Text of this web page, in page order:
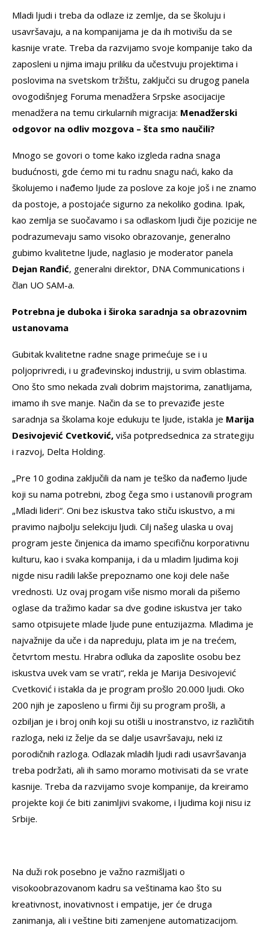
Mladi ljudi i treba da odlaze iz zemlje, da se školuju i
usavršavaju, a na kompanijama je da ih motivišu da se
kasnije vrate. Treba da razvijamo svoje kompanije tako da
zaposleni u njima imaju priliku da učestvuju projektima i
poslovima na svetskom tržištu, zaključci su drugog panela
ovogodišnjeg Foruma menadžera Srpske asocijacije
menadžera na temu cirkularnih migracija: Menadžerski
odgovor na odliv mozgova – šta smo naučili?
Mnogo se govori o tome kako izgleda radna snaga
budućnosti, gde ćemo mi tu radnu snagu naći, kako da
školujemo i nađemo ljude za poslove za koje još i ne znamo
da postoje, a postojaće sigurno za nekoliko godina. Ipak,
kao zemlja se suočavamo i sa odlaskom ljudi čije pozicije ne
podrazumevaju samo visoko obrazovanje, generalno
gubimo kvalitetne ljude, naglasio je moderator panela
Dejan Ranđić, generalni direktor, DNA Communications i
član UO SAM-a.
Potrebna je duboka i široka saradnja sa obrazovnim
ustanovama
Gubitak kvalitetne radne snage primećuje se i u
poljoprivredi, i u građevinskoj industriji, u svim oblastima.
Ono što smo nekada zvali dobrim majstorima, zanatlijama,
imamo ih sve manje. Način da se to prevaziđe jeste
saradnja sa školama koje edukuju te ljude, istakla je Marija
Desivojević Cvetković, viša potpredsednica za strategiju
i razvoj, Delta Holding.
„Pre 10 godina zaključili da nam je teško da nađemo ljude
koji su nama potrebni, zbog čega smo i ustanovili program
„Mladi lideri“. Oni bez iskustva tako stiču iskustvo, a mi
pravimo najbolju selekciju ljudi. Cilj našeg ulaska u ovaj
program jeste činjenica da imamo specifičnu korporativnu
kulturu, kao i svaka kompanija, i da u mladim ljudima koji
nigde nisu radili lakše prepoznamo one koji dele naše
vrednosti. Uz ovaj progam više nismo morali da pišemo
oglase da tražimo kadar sa dve godine iskustva jer tako
samo otpisujete mlade ljude pune entuzijazma. Mladima je
najvažnije da uče i da napreduju, plata im je na trećem,
četvrtom mestu. Hrabra odluka da zaposlite osobu bez
iskustva uvek vam se vrati“, rekla je Marija Desivojević
Cvetković i istakla da je program prošlo 20.000 ljudi. Oko
200 njih je zaposleno u firmi čiji su program prošli, a
ozbiljan je i broj onih koji su otišli u inostranstvo, iz različitih
razloga, neki iz želje da se dalje usavršavaju, neki iz
porodičnih razloga. Odlazak mladih ljudi radi usavršavanja
treba podržati, ali ih samo moramo motivisati da se vrate
kasnije. Treba da razvijamo svoje kompanije, da kreiramo
projekte koji će biti zanimljivi svakome, i ljudima koji nisu iz
Srbije.
Na duži rok posebno je važno razmišljati o
visokoobrazovanom kadru sa veštinama kao što su
kreativnost, inovativnost i empatije, jer će druga
zanimanja, ali i veštine biti zamenjene automatizacijom.